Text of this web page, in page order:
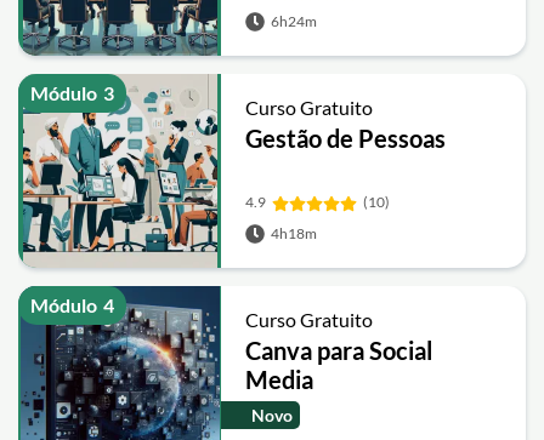
6h24m
Módulo 3
Curso Gratuito
Gestão de Pessoas
4.9
(10)
4h18m
Módulo 4
Curso Gratuito
Canva para Social
Media
Novo